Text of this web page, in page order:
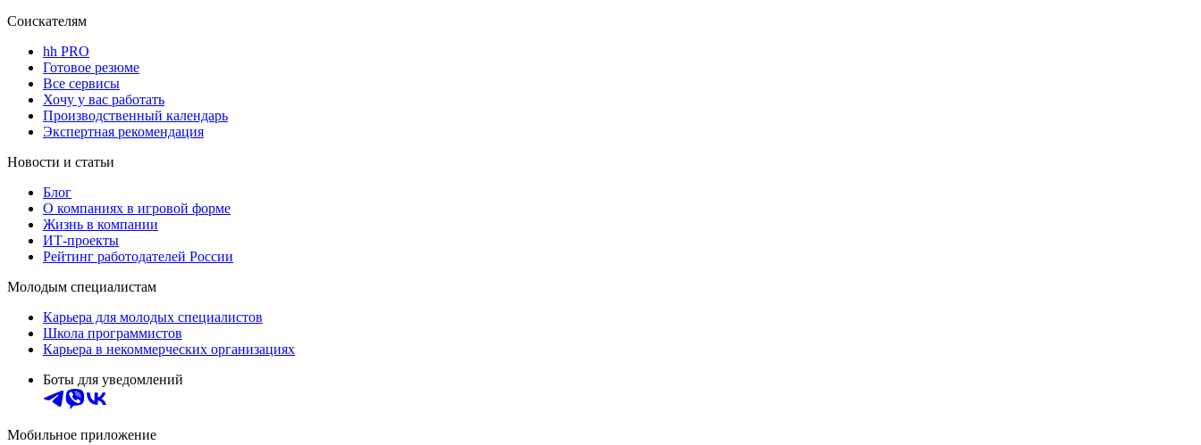
Соискателям
hh PRO
Готовое резюме
Все сервисы
Хочу у вас работать
Производственный календарь
Экспертная рекомендация
Новости и статьи
Блог
О компаниях в игровой форме
Жизнь в компании
ИТ-проекты
Рейтинг работодателей России
Молодым специалистам
Карьера для молодых специалистов
Школа программистов
Карьера в некоммерческих организациях
Боты для уведомлений
Мобильное приложение